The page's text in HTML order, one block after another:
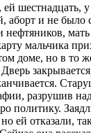
шестнадцать,
аборт и не было
нефтяников,
мальчика
доме, но в то
разрушив
политику.
ей отказали,